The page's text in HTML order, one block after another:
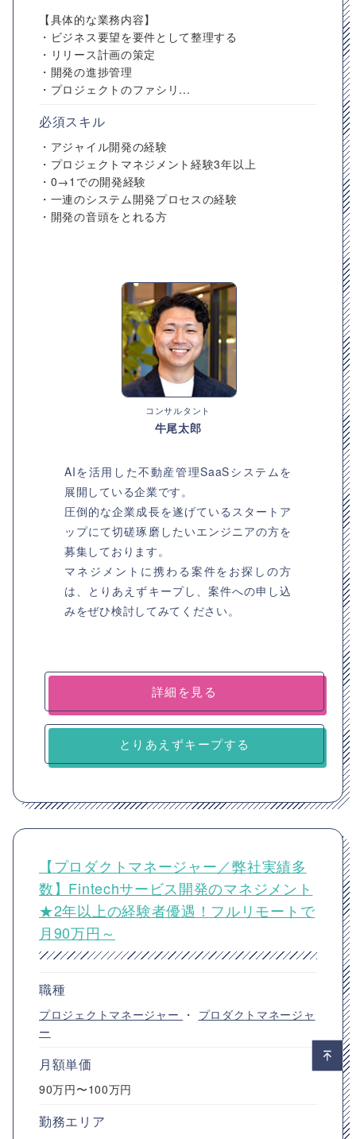
【具体的な業務内容】
・ビジネス要望を要件として整理する
・リリース計画の策定
・開発の進捗管理
・プロジェクトのファシリ...
必須スキル
・アジャイル開発の経験
・プロジェクトマネジメント経験3年以上
・0→1での開発経験
・一連のシステム開発プロセスの経験
・開発の音頭をとれる方
コンサルタント
牛尾太郎
AIを活用した不動産管理SaaSシステムを
展開している企業です。
圧倒的な企業成長を遂げているスタートア
ップにて切磋琢磨したいエンジニアの方を
募集しております。
マネジメントに携わる案件をお探しの方
は、とりあえずキープし、案件への申し込
みをぜひ検討してみてください。
詳細を見る
とりあえずキープする
【プロダクトマネージャー／弊社実績多
数】Fintechサービス開発のマネジメント
★2年以上の経験者優遇！フルリモートで
月90万円～
職種
プロジェクトマネージャー ・ プロダクトマネージャ
ー
月額単価
90万円〜100万円
勤務エリア